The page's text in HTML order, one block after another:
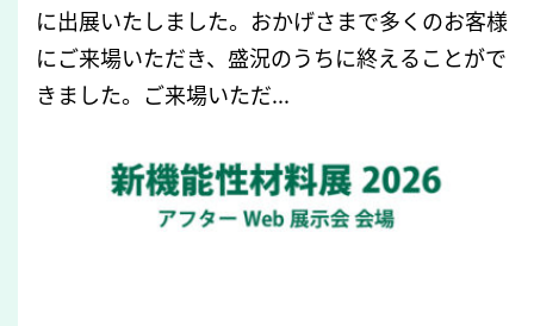
に出展いたしました。おかげさまで多くのお客様
にご来場いただき、盛況のうちに終えることがで
きました。ご来場いただ...